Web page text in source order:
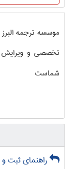
موسسه ترجمه
تخصصی و ویرایش
شماست
راهنمای ثبت